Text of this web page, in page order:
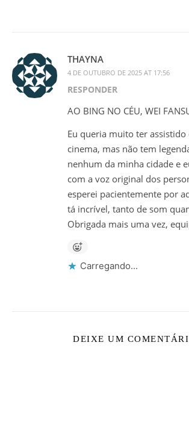
THAYNA
4 DE OUTUBRO DE 2025 AT 17:56
RESPONDER
AO BING NO CÉU, WEI
Eu queria muito ter
cinema, mas não tem
nenhum da minha cidade e
com a voz original dos
esperei pacientemente por
tá incrível, tanto de som
Obrigada mais uma vez,
Carregando...
DEIXE UM